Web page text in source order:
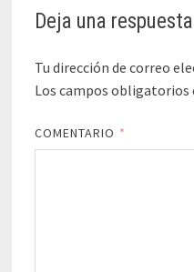
Deja una respuesta
Tu dirección de correo
Los campos obligatorios
COMENTARIO *